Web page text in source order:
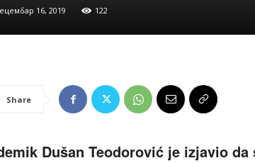
16, 2019 122
Share
Dušan Teodorović je izjavio